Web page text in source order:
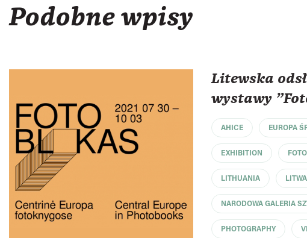
Podobne wpisy
Litewska
wystawy
AHICE EUROPA
EXHIBITION
LITHUANIA LITWA
NARODOWA GALERIA
PHOTOGRAPHY